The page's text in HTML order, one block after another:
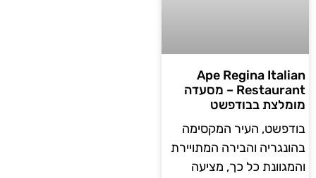
Ape Regina Italian
Restaurant – מסעדה
מומלצת בבודפשט
בודפשט, העיר המקסימה
בהונגריה והבירה המתויירת
והמגוונת כל כך, מציעה